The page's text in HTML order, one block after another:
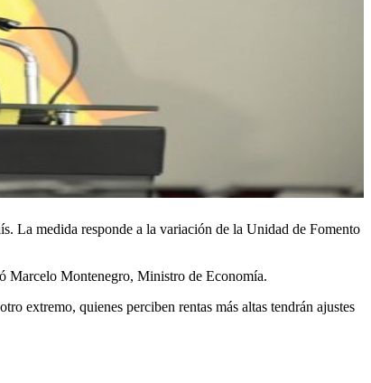
La medida responde a la variación de la Unidad de Fomento
Marcelo Montenegro, Ministro de Economía.
extremo, quienes perciben rentas más altas tendrán ajustes